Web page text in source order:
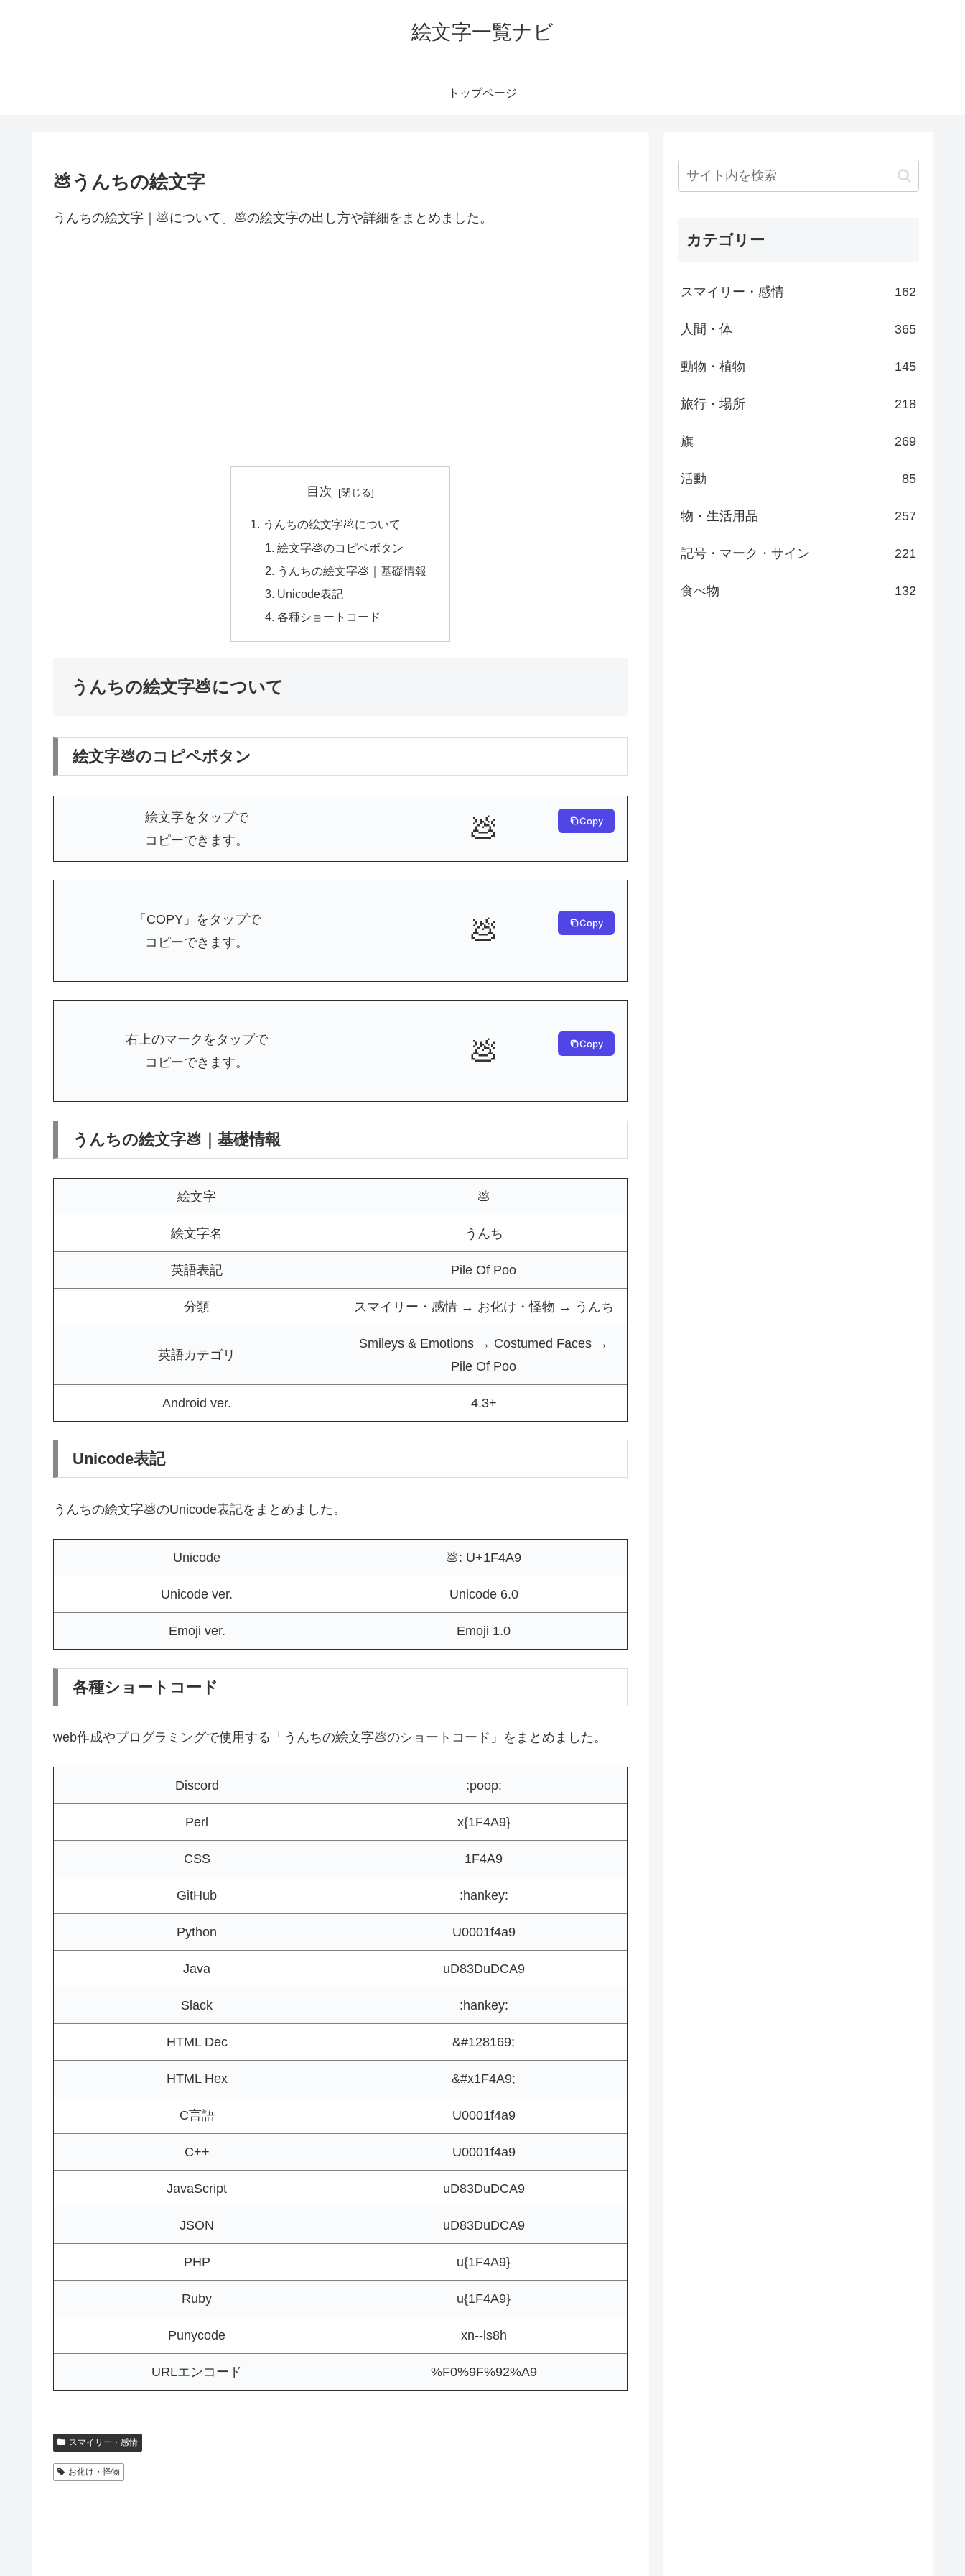
絵文字一覧ナビ
トップページ
💩うんちの絵文字
うんちの絵文字｜💩について。💩の絵文字の出し方や詳細をまとめました。
目次
うんちの絵文字💩について
絵文字💩のコピペボタン
うんちの絵文字💩｜基礎情報
Unicode表記
各種ショートコード
うんちの絵文字💩について
絵文字💩のコピペボタン
絵文字をタップで
コピーできます。
💩 Copy
「COPY」をタップで
コピーできます。
💩 Copy
右上のマークをタップで
コピーできます。
💩 Copy
うんちの絵文字💩｜基礎情報
絵文字 💩
絵文字名 うんち
英語表記 Pile Of Poo
分類 スマイリー・感情 → お化け・怪物 → うんち
英語カテゴリ
Smileys & Emotions → Costumed Faces →
Pile Of Poo
Android ver. 4.3+
Unicode表記
うんちの絵文字💩のUnicode表記をまとめました。
Unicode 💩: U+1F4A9
Unicode ver. Unicode 6.0
Emoji ver. Emoji 1.0
各種ショートコード
web作成やプログラミングで使用する「うんちの絵文字💩のショートコード」をまとめました。
Discord :poop:
Perl x{1F4A9}
CSS 1F4A9
GitHub :hankey:
Python U0001f4a9
Java uD83DuDCA9
Slack :hankey:
HTML Dec &#128169;
HTML Hex &#x1F4A9;
C言語 U0001f4a9
C++ U0001f4a9
JavaScript uD83DuDCA9
JSON uD83DuDCA9
PHP u{1F4A9}
Ruby u{1F4A9}
Punycode xn--ls8h
URLエンコード %F0%9F%92%A9
スマイリー・感情
お化け・怪物
カテゴリー
スマイリー・感情 162
人間・体 365
動物・植物 145
旅行・場所 218
旗 269
活動 85
物・生活用品 257
記号・マーク・サイン 221
食べ物 132